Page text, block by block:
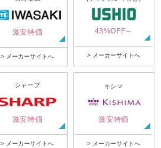
激安特価
> メーカーサイトへ
43%OFF～
> メーカーサイトへ
シャープ
激安特価
> メーカーサイトへ
キシマ
激安特価
> メーカーサイトへ